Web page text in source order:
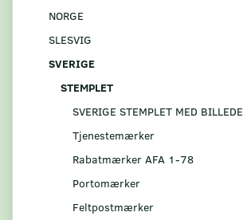
NORGE
SLESVIG
SVERIGE
STEMPLET
SVERIGE STEMPLET MED BILLEDE
Tjenestemærker
Rabatmærker AFA 1-78
Portomærker
Feltpostmærker